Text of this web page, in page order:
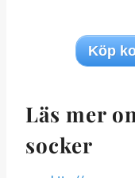
Köp
Läs mer
socker